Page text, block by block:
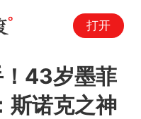
打开
43岁墨菲
斯诺克之神